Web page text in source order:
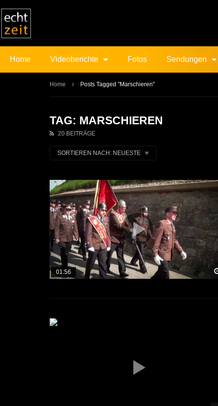
Home Videoberichte Fotos Sendungen
Home Posts Tagged "Marschieren"
TAG: MARSCHIEREN
20 BEITRÄGE
SORTIEREN NACH: NEUESTE
01:56